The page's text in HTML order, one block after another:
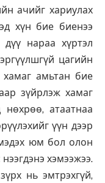
ачийг хариулах
хүн бие биенээ
нараа хүртэл
цагийн
амьтан бие
зүйрлэж хамаг
атаатнаа
үүн дээр
юм бол олон
хэмээжээ.
нь эмтрэхгүй,